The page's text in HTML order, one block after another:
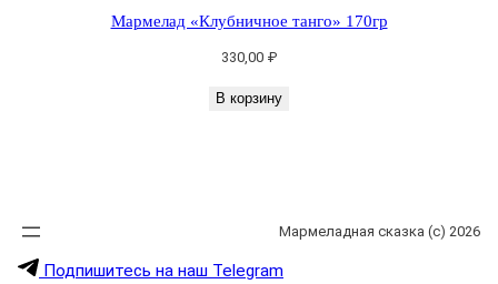
Мармелад «Клубничное танго» 170гр
330,00 ₽
В корзину
Мармеладная сказка (с) 2026
Подпишитесь на наш Telegram